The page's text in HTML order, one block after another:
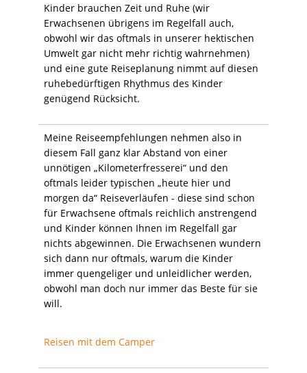
Kinder brauchen Zeit und Ruhe (wir
Erwachsenen übrigens im Regelfall auch,
obwohl wir das oftmals in unserer hektischen
Umwelt gar nicht mehr richtig wahrnehmen)
und eine gute Reiseplanung nimmt auf diesen
ruhebedürftigen Rhythmus des Kinder
genügend Rücksicht.
Meine Reiseempfehlungen nehmen also in
diesem Fall ganz klar Abstand von einer
unnötigen „Kilometerfresserei“ und den
oftmals leider typischen „heute hier und
morgen da“ Reiseverläufen - diese sind schon
für Erwachsene oftmals reichlich anstrengend
und Kinder können Ihnen im Regelfall gar
nichts abgewinnen. Die Erwachsenen wundern
sich dann nur oftmals, warum die Kinder
immer quengeliger und unleidlicher werden,
obwohl man doch nur immer das Beste für sie
will.
Reisen mit dem Camper